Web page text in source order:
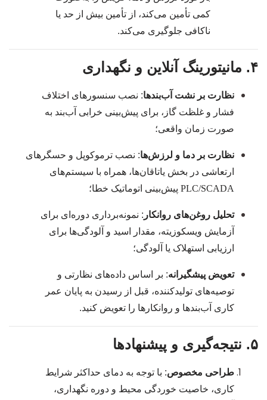
کمی تأمین می‌کند، از تأمین بیش از حد یا
ناکافی جلوگیری می‌کند.
۴. مانیتورینگ آنلاین و نگهداری
نظارت بر نشت آب‌بندها: نصب سنسورهای اختلاف
فشار و غلظت گاز، برای پیش‌بینی خرابی آب‌بند به
صورت زمان واقعی؛
نظارت بر دما و لرزش‌ها: نصب ترموکوپل و حسگرهای
ارتعاشی در بخش یاتاقان‌ها، همراه با سیستم‌های
PLC/SCADA پیش‌بینی اتوماتیک خطا؛
تحلیل روغن‌های روانکار : نمونه‌برداری دوره‌ای برای
آزمایش ویسکوزیته، مقدار اسید و آلودگی‌ها برای
ارزیابی استهلاک یا آلودگی؛
تعویض پیشگیرانه: بر اساس داده‌های نظارتی و
توصیه‌های تولیدکننده، قبل از رسیدن به پایان عمر
کاری آب‌بندها و روانکارها را تعویض کنید.
۵. نتیجه‌گیری و پیشنهادها
طراحی مخصوص: با توجه به دمای حداکثر شرایط
کاری، خاصیت خوردگی محیط و دوره نگهداری،